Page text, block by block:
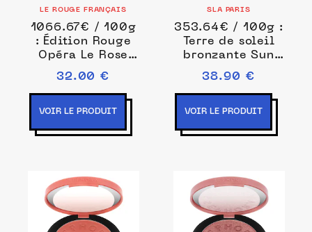
LE ROUGE FRANÇAIS
1066.67€ / 100g
: Édition Rouge
Opéra Le Rose
Néfertiti Blush 3
g Rose unisex
32.00 €
VOIR LE PRODUIT
SLA PARIS
353.64€ / 100g :
Terre de soleil
bronzante Sun
Bay Contouring
11 g Marron clair
unisex
38.90 €
VOIR LE PRODUIT